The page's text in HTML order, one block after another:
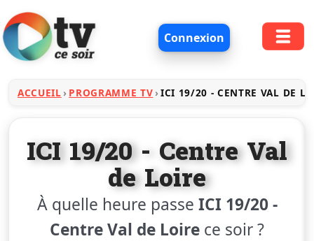
Connexion
ACCUEIL PROGRAMME TV ICI 19/20 - CENTRE VAL DE
ICI 19/20 - Centre Val
de Loire
À quelle heure passe ICI 19/20 -
Centre Val de Loire ce soir ?